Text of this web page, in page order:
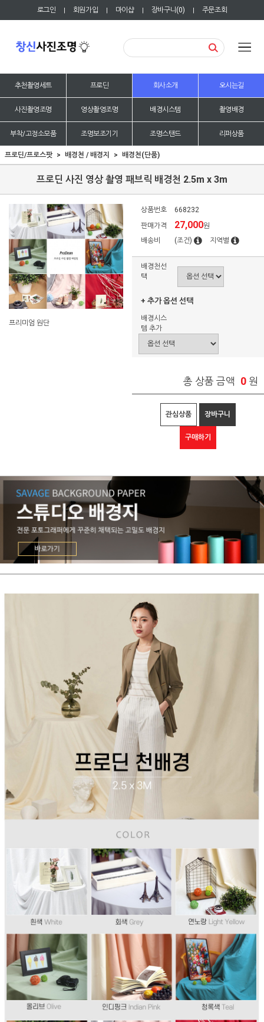
로그인 | 회원가입 | 마이샵 | 장바구니(0) | 주문조회
추천촬영세트 프로딘 회사소개 오시는길
사진촬영조명 영상촬영조명 배경시스템 촬영배경
부착/고정소모품 조명보조기기 조명스탠드 리퍼상품
프로딘/프로스팟 배경천 / 배경지 배경천(단품)
프로딘 사진 영상 촬영 패브릭 배경천 2.5m x 3m
프리미엄 원단
상품번호
668232
판매가격
27,000원
배송비
(조건) 지역별
배경천선
택
+ 추가 옵션 선택
배경시스
템 추가
총 상품 금액 0 원
관심상품 장바구니
구매하기